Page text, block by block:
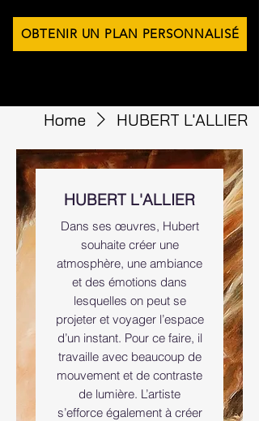
OBTENIR UN PLAN PERSONNALISÉ
Home HUBERT L'ALLIER
HUBERT L'ALLIER
Dans ses œuvres, Hubert
souhaite créer une
atmosphère, une ambiance
et des émotions dans
lesquelles on peut se
projeter et voyager l’espace
d’un instant. Pour ce faire, il
travaille avec beaucoup de
mouvement et de contraste
de lumière. L’artiste
s’efforce également à créer